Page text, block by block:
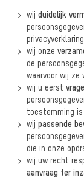
wij duidelijk
wij onze
de
waarvoor wij ze
wij u eerst
toestemming is
wij passende
die in onze
wij uw recht
aanvraag ter